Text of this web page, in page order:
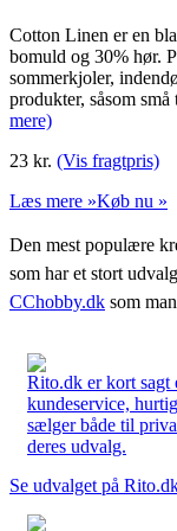
Cotton Linen er en
bomuld og 30% hør.
sommerkjoler,
produkter, såsom
mere)
23 kr. (Vis fragtpris)
Læs mere »Køb nu »
Den mest populære
som har et stort
CChobby.dk som
Rito.dk er kort sagt
kundeservice,
sælger både til
deres udvalg.
Se udvalget på